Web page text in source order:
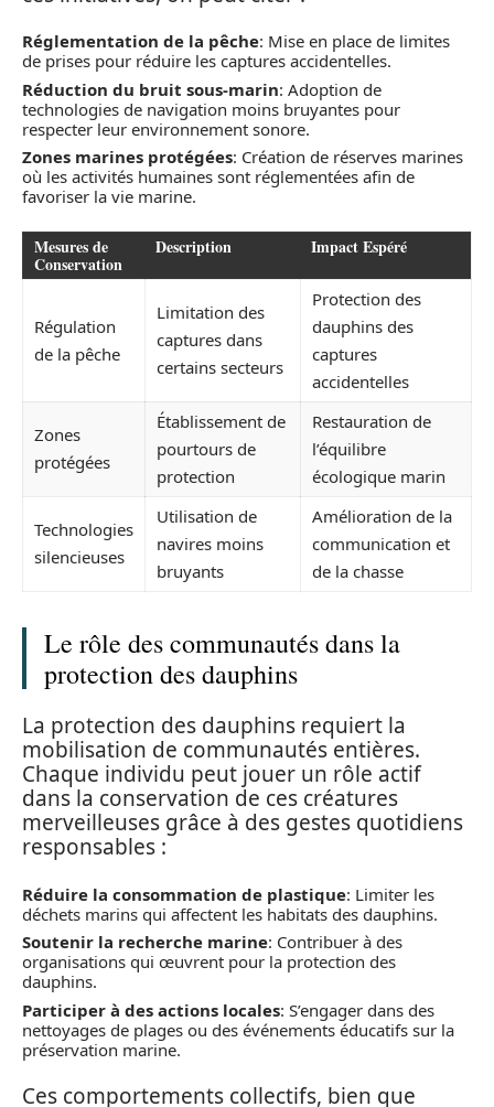
Réglementation de la pêche: Mise en place de limites
de prises pour réduire les captures accidentelles.
Réduction du bruit sous-marin: Adoption de
technologies de navigation moins bruyantes pour
respecter leur environnement sonore.
Zones marines protégées: Création de réserves marines
où les activités humaines sont réglementées afin de
favoriser la vie marine.
Mesures de
Conservation
Description Impact Espéré
Régulation
de la pêche
Limitation des
captures dans
certains secteurs
Protection des
dauphins des
captures
accidentelles
Zones
protégées
Établissement de
pourtours de
protection
Restauration de
l’équilibre
écologique marin
Technologies
silencieuses
Utilisation de
navires moins
bruyants
Amélioration de la
communication et
de la chasse
Le rôle des communautés dans la
protection des dauphins
La protection des dauphins requiert la
mobilisation de communautés entières.
Chaque individu peut jouer un rôle actif
dans la conservation de ces créatures
merveilleuses grâce à des gestes quotidiens
responsables :
Réduire la consommation de plastique: Limiter les
déchets marins qui affectent les habitats des dauphins.
Soutenir la recherche marine: Contribuer à des
organisations qui œuvrent pour la protection des
dauphins.
Participer à des actions locales: S’engager dans des
nettoyages de plages ou des événements éducatifs sur la
préservation marine.
Ces comportements collectifs, bien que